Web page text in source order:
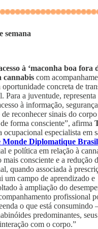
semana
à ‘maconha boa fora
cannabis com
oportunidade concreta de
Para a juventude, representa
à informação,
reconhecer sinais do
forma consciente”, afirma
ocupacional especialista em
Diplomatique Brasil
e política em relação à
consciente e a redução
quando associada à
um campo de aprendizado e
à ampliação do
profissional
o que está consumindo
predominantes,
com o corpo.”